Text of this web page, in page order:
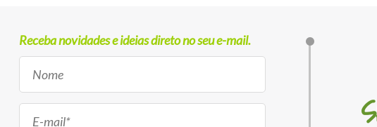
Receba novidades e ideias direto no seu e-mail.